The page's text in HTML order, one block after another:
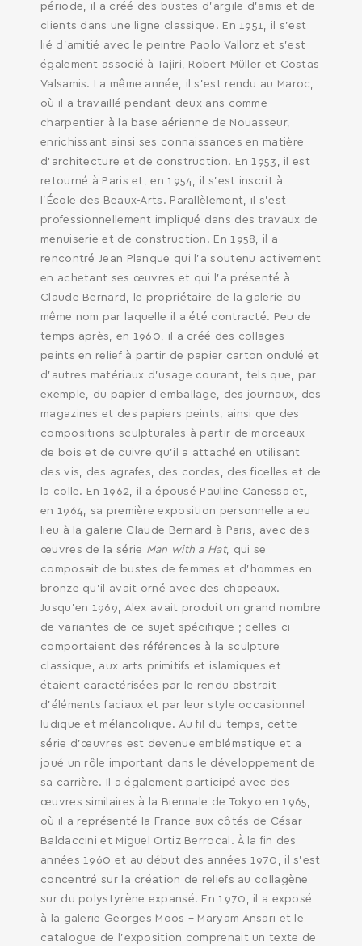
SEARCH AND PRESS ENTER
période, il a créé des bustes d'argile d'amis et de
clients dans une ligne classique. En 1951, il s’est
lié d'amitié avec le peintre Paolo Vallorz et s'est
également associé à Tajiri, Robert Müller et Costas
Valsamis. La même année, il s'est rendu au Maroc,
où il a travaillé pendant deux ans comme
charpentier à la base aérienne de Nouasseur,
enrichissant ainsi ses connaissances en matière
d'architecture et de construction. En 1953, il est
retourné à Paris et, en 1954, il s’est inscrit à
l'École des Beaux-Arts. Parallèlement, il s'est
professionnellement impliqué dans des travaux de
menuiserie et de construction. En 1958, il a
rencontré Jean Planque qui l'a soutenu activement
en achetant ses œuvres et qui l'a présenté à
Claude Bernard, le propriétaire de la galerie du
même nom par laquelle il a été contracté. Peu de
temps après, en 1960, il a créé des collages
peints en relief à partir de papier carton ondulé et
d'autres matériaux d'usage courant, tels que, par
exemple, du papier d'emballage, des journaux, des
magazines et des papiers peints, ainsi que des
compositions sculpturales à partir de morceaux
de bois et de cuivre qu’il a attaché en utilisant
des vis, des agrafes, des cordes, des ficelles et de
la colle. En 1962, il a épousé Pauline Canessa et,
en 1964, sa première exposition personnelle a eu
lieu à la galerie Claude Bernard à Paris, avec des
œuvres de la série Man with a Hat, qui se
composait de bustes de femmes et d’hommes en
bronze qu'il avait orné avec des chapeaux.
Jusqu'en 1969, Alex avait produit un grand nombre
de variantes de ce sujet spécifique ; celles-ci
comportaient des références à la sculpture
classique, aux arts primitifs et islamiques et
étaient caractérisées par le rendu abstrait
d’éléments faciaux et par leur style occasionnel
ludique et mélancolique. Au fil du temps, cette
série d'œuvres est devenue emblématique et a
joué un rôle important dans le développement de
sa carrière. Il a également participé avec des
œuvres similaires à la Biennale de Tokyo en 1965,
où il a représenté la France aux côtés de César
Baldaccini et Miguel Ortiz Berrocal. À la fin des
années 1960 et au début des années 1970, il s'est
concentré sur la création de reliefs au collagène
sur du polystyrène expansé. En 1970, il a exposé
à la galerie Georges Moos – Maryam Ansari et le
catalogue de l'exposition comprenait un texte de